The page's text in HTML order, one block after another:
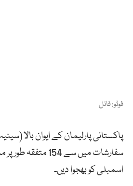
فوٹو: فائل
سفارشات میں سے 154
اسمبلی کو بھجوا دیں۔